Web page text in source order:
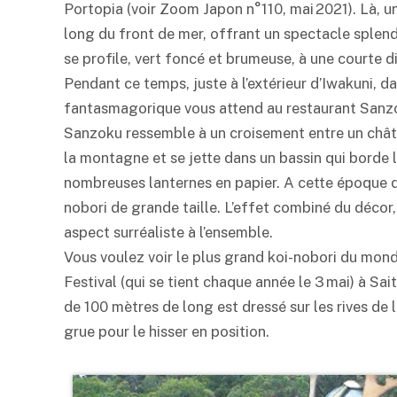
Portopia (voir Zoom Japon n°110, mai 2021).
long du front de mer, offrant un spectacle
se profile, vert foncé et brumeuse, à une courte
Pendant ce temps, juste à l’extérieur d’Iwakuni,
fantasmagorique vous attend au restaurant
Sanzoku ressemble à un croisement entre un
la montagne et se jette dans un bassin qui
nombreuses lanternes en papier. A cette époque
nobori de grande taille. L’effet combiné du
aspect surréaliste à l’ensemble.
Vous voulez voir le plus grand koi-nobori du
Festival (qui se tient chaque année le 3 mai) à
de 100 mètres de long est dressé sur les rives
grue pour le hisser en position.